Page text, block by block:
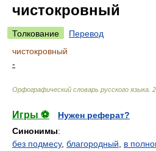
чистокровный
Толкование
Перевод
чистокровный
-
Орфографический словарь русского языка
Игры ⚽
Нужен реферат?
Синонимы:
без подмесу, благородный в